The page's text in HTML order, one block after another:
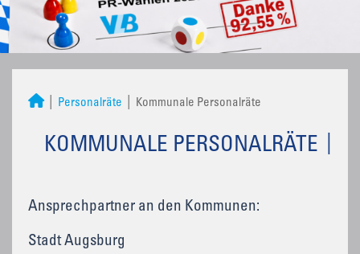
Personalräte Kommunale Personalräte
KOMMUNALE PERSONALRÄTE
Ansprechpartner an den Kommunen:
Stadt Augsburg